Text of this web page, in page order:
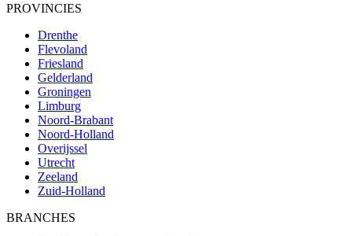
PROVINCIES
Drenthe
Flevoland
Friesland
Gelderland
Groningen
Limburg
Noord-Brabant
Noord-Holland
Overijssel
Utrecht
Zeeland
Zuid-Holland
BRANCHES